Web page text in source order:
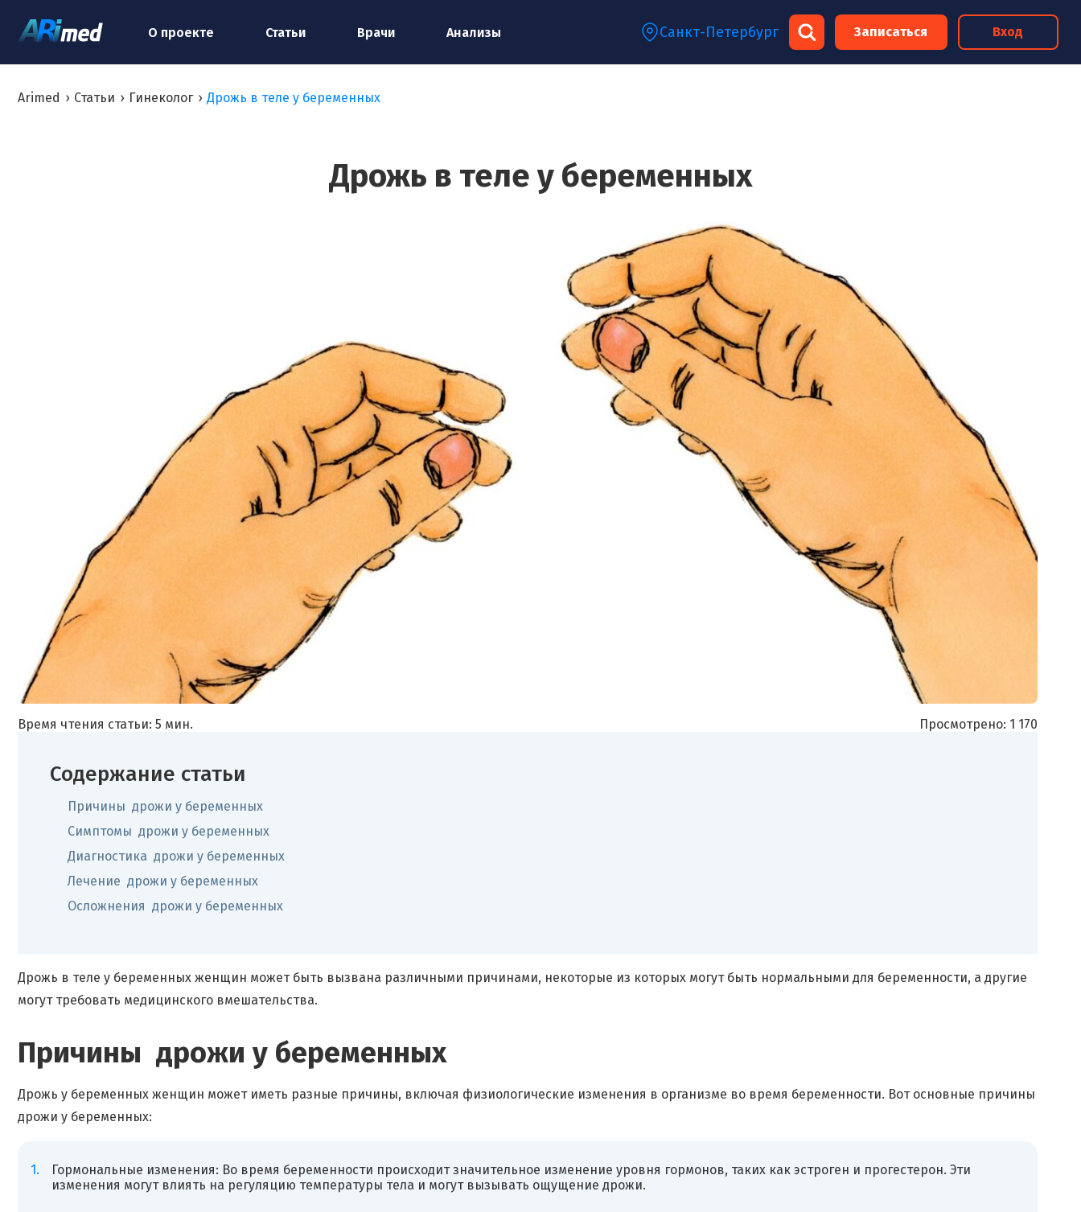
О проекте Статьи Врачи Анализы Санкт-Петербург Записаться Вход
Arimed › Статьи › Гинеколог › Дрожь в теле у беременных
Дрожь в теле у беременных
Время чтения статьи: 5 мин. Просмотрено: 1 170
Содержание статьи
Причины дрожи у беременных
Симптомы дрожи у беременных
Диагностика дрожи у беременных
Лечение дрожи у беременных
Осложнения дрожи у беременных
Дрожь в теле у беременных женщин может быть вызвана различными причинами, некоторые из которых могут быть нормальными для беременности, а другие
могут требовать медицинского вмешательства.
Причины дрожи у беременных
Дрожь у беременных женщин может иметь разные причины, включая физиологические изменения в организме во время беременности. Вот основные причины
дрожи у беременных:
Гормональные изменения: Во время беременности происходит значительное изменение уровня гормонов, таких как эстроген и прогестерон. Эти
изменения могут влиять на регуляцию температуры тела и могут вызывать ощущение дрожи.
×
специалисту
Я согласен на обработку моих персональных данных